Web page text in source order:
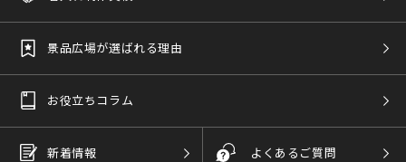
景品広場が選ばれる理由
お役立ちコラム
新着情報 よくあるご質問